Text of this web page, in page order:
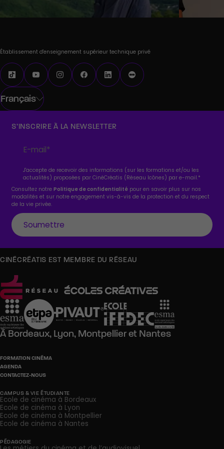
Établissement d'enseignement supérieur technique privé
Français
S’INSCRIRE À LA NEWSLETTER
J'accepte de recevoir des informations (sur les formations et/ou les
actualités) proposées par CinéCréatis (Réseau Icônes) par e-mail.*
Consultez notrePolitique de confidentialité pour en savoir plus sur nos
modalités et sur notre engagement vis-à-vis de la protection et du respect
de la vie privée.
CINÉCRÉATIS EST MEMBRE DU RÉSEAU
À Bordeaux, Lyon, Montpellieret Nantes
FORMATION CINÉMA
AGENDA
CONTACTEZ-NOUS
CAMPUS & VIE ÉTUDIANTE
Ecole de cinéma à Bordeaux
Ecole de cinéma à Lyon
Ecole de cinéma à Montpellier
Ecole de cinéma à Nantes
PÉDAGOGIE